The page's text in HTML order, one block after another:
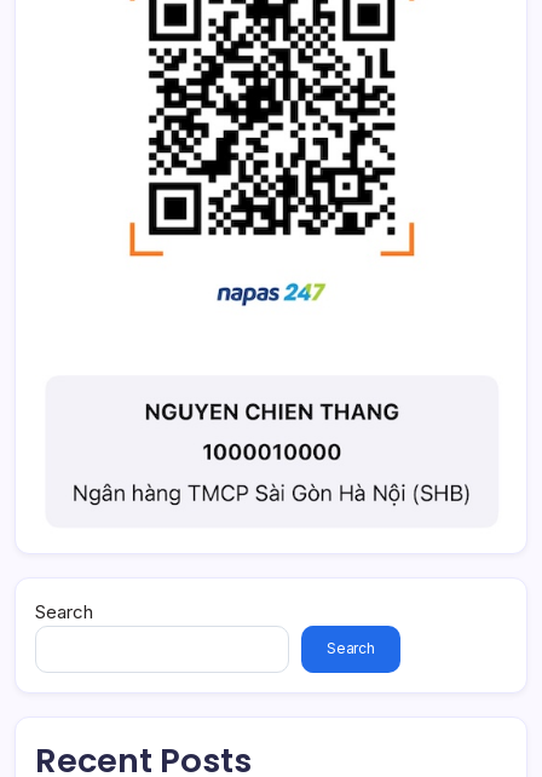
Search
Search
Recent Posts